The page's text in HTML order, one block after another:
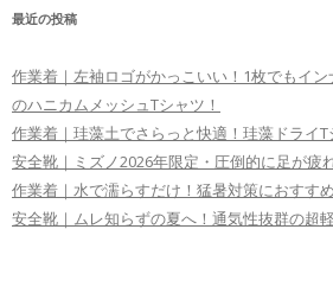
最近の投稿
作業着｜左袖ロゴがかっこいい！1枚でもイ
のハニカムメッシュTシャツ！
作業着｜珪藻土でさらっと快適！珪藻ドライT
安全靴｜ミズノ2026年限定・圧倒的に足が疲
作業着｜水で濡らすだけ！猛暑対策におすす
安全靴｜ムレ知らずの夏へ！通気性抜群の超